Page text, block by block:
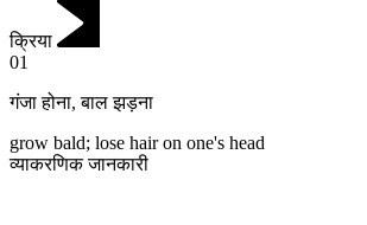
क्रिया
01
गंजा होना,बाल झड़ना
grow bald; lose hair on one's head
व्याकरणिक जानकारी